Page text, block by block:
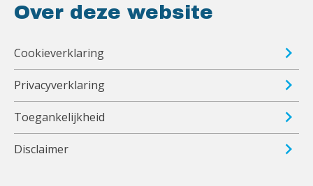
Over deze website
Cookieverklaring
Privacyverklaring
Toegankelijkheid
Disclaimer